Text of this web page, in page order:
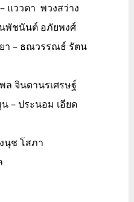
แววตา พวงสว่าง
พัชนันต์ อภัยพงศ์
า – ธณวรรณธ์ รัตน
ล จินดานรเศรษฐ์
– ประนอม เอียด
นุช โสภา